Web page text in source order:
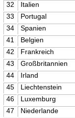
32
Italien
33
Portugal
34
Spanien
41
Belgien
42
Frankreich
43
Großbritannien
44
Irland
45
Liechtenstein
46
Luxemburg
47
Niederlande